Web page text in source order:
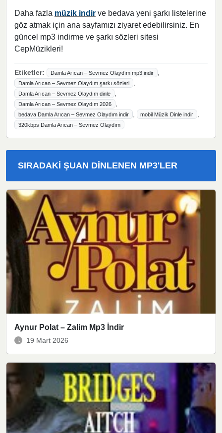
Daha fazla müzik indir ve bedava yeni şarkı listelerine
göz atmak için ana sayfamızı ziyaret edebilirsiniz. En
güncel mp3 indirme ve şarkı sözleri sitesi
CepMüzikleri!
Etiketler: Damla Arıcan – Sevmez Olaydım mp3 indir ,
Damla Arıcan – Sevmez Olaydım şarkı sözleri ,
Damla Arıcan – Sevmez Olaydım dinle ,
Damla Arıcan – Sevmez Olaydım 2026 ,
bedava Damla Arıcan – Sevmez Olaydım indir , mobil Müzik Dinle indir
320kbps Damla Arıcan – Sevmez Olaydım
SIRADAKI ŞUAN DINLENEN MP3'LER
Aynur Polat – Zalim Mp3 İndir
19 Mart 2026